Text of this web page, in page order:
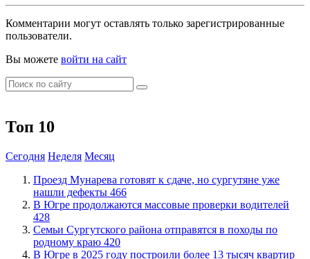
Комментарии могут оставлять только зарегистрированные
пользователи.
Вы можете войти на сайт
Топ 10
Сегодня Неделя Месяц
​Проезд Мунарева готовят к сдаче, но сургутяне уже
нашли дефекты 466
​В Югре продолжаются массовые проверки водителей
428
​Семьи Сургутского района отправятся в походы по
родному краю 420
​В Югре в 2025 году построили более 13 тысяч квартир